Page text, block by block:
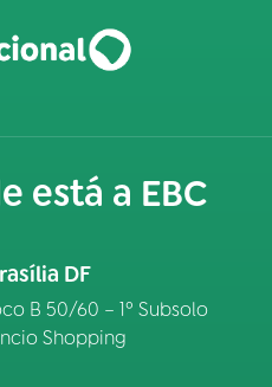
está a EBC
DF
B 50/60 – 1º Subsolo
Shopping